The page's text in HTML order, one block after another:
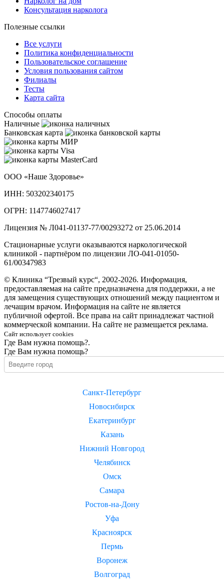
Консультация нарколога
Полезные ссылки
Все услуги
Политика конфиденциальности
Пользовательское cоглашение
Условия пользования сайтом
Филиалы
Тесты
Карта сайта
Способы оплаты
Наличные
Банковская карта
ООО «Наше Здоровье»
ИНН: 503202340175
ОГРН: 1147746027417
Лицензия № Л041-01137-77/00293272 от 25.06.2014
Стационарные услуги оказываются наркологической
клиникой - партнёром по лицензии ЛО-041-01050-
61/00347983
© Клиника “Трезвый курс“, 2002-2026. Информация,
предоставляемая на сайте предназначена для поддержки, а не
для замещения существующих отношений между пациентом и
лечащим врачом. Информация на сайте не является
публичной офертой. Все права на сайт принадлежат частной
коммерческой компании. На сайте не размещается реклама.
Сайт использует cookies
Где Вам нужна помощь?.
Где Вам нужна помощь?
Санкт-Петербург
Новосибирск
Екатеринбург
Казань
Нижний Новгород
Челябинск
Омск
Самара
Ростов-на-Дону
Уфа
Красноярск
Пермь
Воронеж
Волгоград